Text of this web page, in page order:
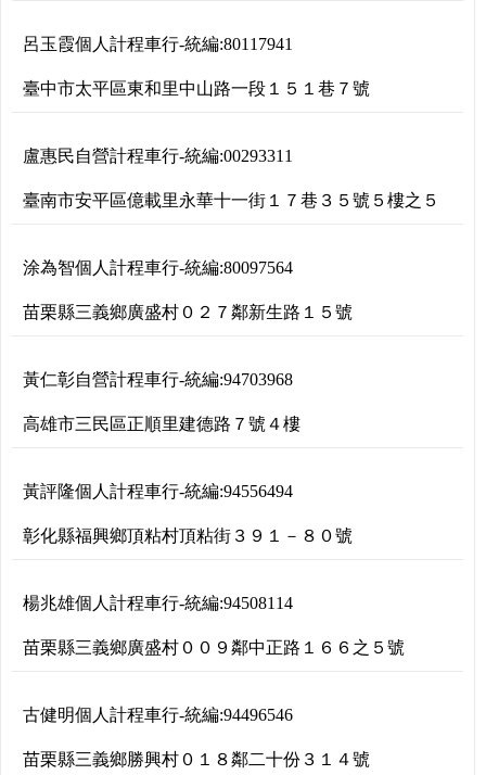
呂玉霞個人計程車行-統編:80117941
臺中市太平區東和里中山路一段１５１巷７號
盧惠民自營計程車行-統編:00293311
臺南市安平區億載里永華十一街１７巷３５號５樓之５
涂為智個人計程車行-統編:80097564
苗栗縣三義鄉廣盛村０２７鄰新生路１５號
黃仁彰自營計程車行-統編:94703968
高雄市三民區正順里建德路７號４樓
黃評隆個人計程車行-統編:94556494
彰化縣福興鄉頂粘村頂粘街３９１－８０號
楊兆雄個人計程車行-統編:94508114
苗栗縣三義鄉廣盛村００９鄰中正路１６６之５號
古健明個人計程車行-統編:94496546
苗栗縣三義鄉勝興村０１８鄰二十份３１４號